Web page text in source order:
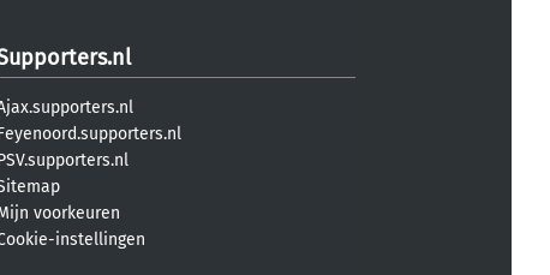
voorkeuren
instellingen